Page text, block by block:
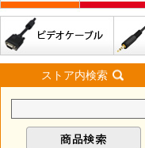
ストア内検索